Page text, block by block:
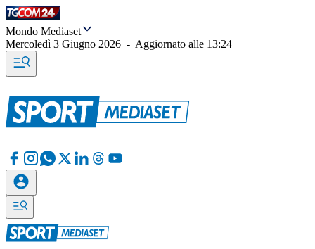
Mondo Mediaset
Mercoledì 3 Giugno 2026 - Aggiornato alle 13:24